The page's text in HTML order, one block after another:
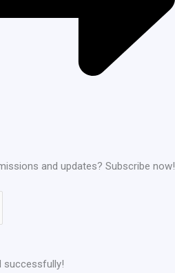
and updates? Subscribe now!
successfully!